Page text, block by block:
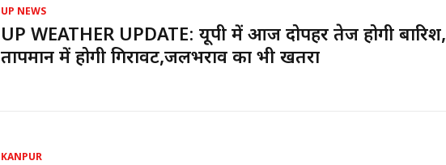
UP NEWS
UP WEATHER UPDATE: यूपी में आज दोपहर तेज होगी बारिश,
तापमान में होगी गिरावट,जलभराव का भी खतरा
KANPUR